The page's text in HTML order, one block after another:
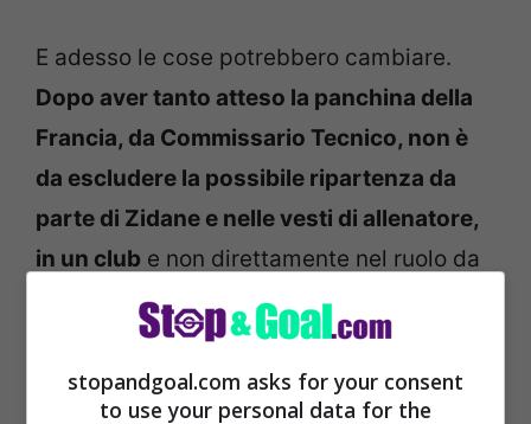
E adesso le cose potrebbero cambiare.
Dopo aver tanto atteso la panchina della
Francia, da Commissario Tecnico, non è
da escludere la possibile ripartenza da
parte di Zidane e nelle vesti di allenatore,
in un club e non direttamente nel ruolo da
CT per la Federazione francese.
stopandgoal.com asks for your consent
to use your personal data for the